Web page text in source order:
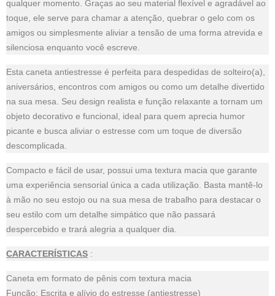
qualquer momento. Graças ao seu material flexível e agradável ao
toque, ele serve para chamar a atenção, quebrar o gelo com os
amigos ou simplesmente aliviar a tensão de uma forma atrevida e
silenciosa enquanto você escreve.
Esta caneta antiestresse é perfeita para despedidas de solteiro(a),
aniversários, encontros com amigos ou como um detalhe divertido
na sua mesa. Seu design realista e função relaxante a tornam um
objeto decorativo e funcional, ideal para quem aprecia humor
picante e busca aliviar o estresse com um toque de diversão
descomplicada.
Compacto e fácil de usar, possui uma textura macia que garante
uma experiência sensorial única a cada utilização. Basta mantê-lo
à mão no seu estojo ou na sua mesa de trabalho para destacar o
seu estilo com um detalhe simpático que não passará
despercebido e trará alegria a qualquer dia.
CARACTERÍSTICAS :
Caneta em formato de pênis com textura macia
Função: Escrita e alívio do estresse (antiestresse)